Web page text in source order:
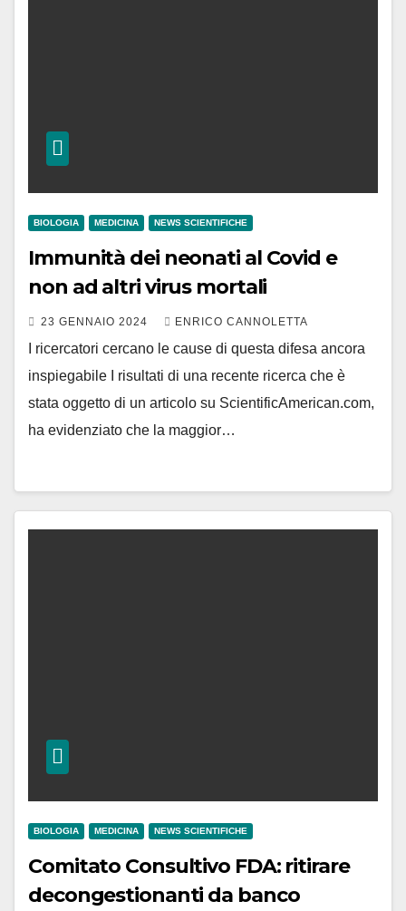
BIOLOGIA MEDICINA NEWS SCIENTIFICHE
Immunità dei neonati al Covid e
non ad altri virus mortali
23 GENNAIO 2024 ENRICO CANNOLETTA
I ricercatori cercano le cause di questa difesa ancora
inspiegabile I risultati di una recente ricerca che è
stata oggetto di un articolo su ScientificAmerican.com,
ha evidenziato che la maggior…
BIOLOGIA MEDICINA NEWS SCIENTIFICHE
Comitato Consultivo FDA: ritirare
decongestionanti da banco